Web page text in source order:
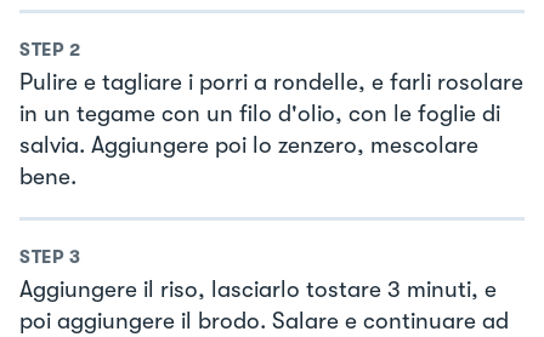
STEP 2
Pulire e tagliare i porri a rondelle, e farli rosolare
in un tegame con un filo d'olio, con le foglie di
salvia. Aggiungere poi lo zenzero, mescolare
bene.
STEP 3
Aggiungere il riso, lasciarlo tostare 3 minuti, e
poi aggiungere il brodo. Salare e continuare ad